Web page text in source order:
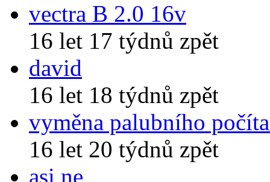
vectra B 2.0 16v
16 let 17 týdnů zpět
david
16 let 18 týdnů zpět
vyměna palubního
16 let 20 týdnů zpět
asi ne